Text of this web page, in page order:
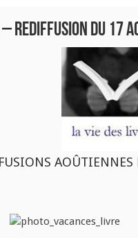
– rediffusion du 17
AOÛTIENNES